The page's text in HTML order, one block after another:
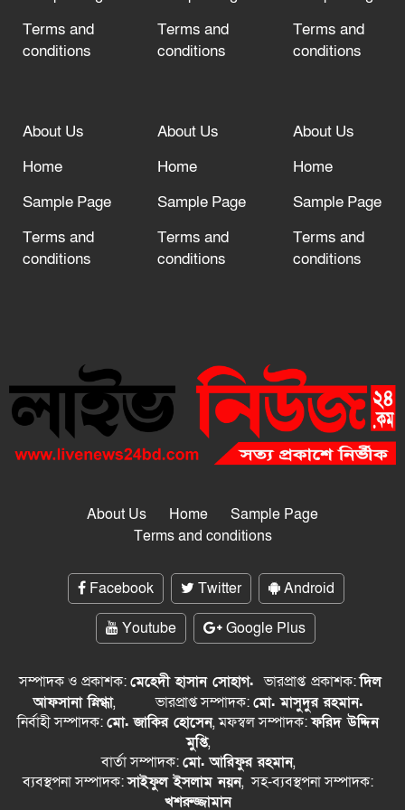
Terms and
conditions
Terms and
conditions
Terms and
conditions
About Us
Home
Sample Page
Terms and
conditions
About Us
Home
Sample Page
Terms and
conditions
About Us
Home
Sample Page
Terms and
conditions
About Us Home
Sample Page
Terms and conditions
Facebook Twitter
Android
Youtube
Google Plus
সম্পাদক ও প্রকাশক:মেহেদী হাসান সোহাগ.ভারপ্রাপ্ত প্রকাশক:দিল
আফসানা স্নিগ্ধা, ভারপ্রাপ্ত সম্পাদক:মো. মাসুদুর রহমান.
নির্বাহী সম্পাদক:মো. জাকির হোসেন, মফস্বল সম্পাদক:ফরিদ উদ্দিন
মুপ্তি,
বার্তা সম্পাদক:মো. আরিফুর রহমান,
ব্যবস্থপনা সম্পাদক:সাইফুল ইসলাম নয়ন, সহ-ব্যবস্থপনা সম্পাদক:
খশরুজ্জামান